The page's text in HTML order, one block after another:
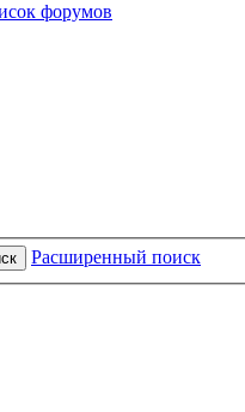
форумов
Расширенный поиск